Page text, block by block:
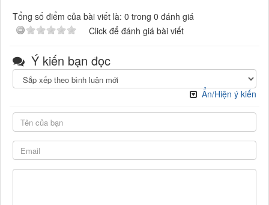
Tổng số điểm của bài viết là: 0 trong 0 đánh giá
Click để đánh giá bài viết
Ý kiến bạn đọc
Ẩn/Hiện ý kiến